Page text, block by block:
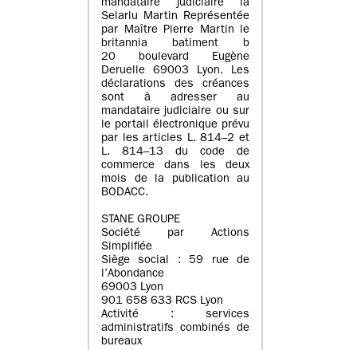
mandataire judiciaire la
Selarlu Martin Représentée
par Maître Pierre Martin le
britannia batiment b
20 boulevard Eugène
Deruelle 69003 Lyon. Les
déclarations des créances
sont à adresser au
mandataire judiciaire ou sur
le portail électronique prévu
par les articles L. 814–2 et
L. 814–13 du code de
commerce dans les deux
mois de la publication au
BODACC.
STANE GROUPE
Société par Actions
Simplifiée
Siège social : 59 rue de
l’Abondance
69003 Lyon
901 658 633 RCS Lyon
Activité : services
administratifs combinés de
bureaux